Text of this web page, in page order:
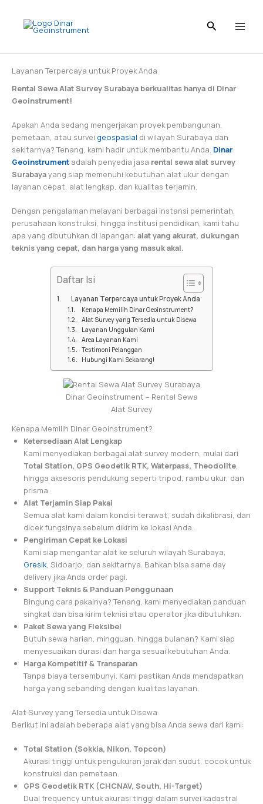
content
Layanan Terpercaya untuk Proyek Anda
Rental Sewa Alat Survey Surabaya berkualitas hanya di Dinar
Geoinstrument!
Apakah Anda sedang mengerjakan proyek pembangunan,
pemetaan, atau survei geospasial di wilayah Surabaya dan
sekitarnya? Tenang, kami hadir untuk membantu Anda. Dinar
Geoinstrument adalah penyedia jasa rental sewa alat survey
Surabayayang siap memenuhi kebutuhan alat ukur dengan
layanan cepat, alat lengkap, dan kualitas terjamin.
Dengan pengalaman melayani berbagai instansi pemerintah,
perusahaan konstruksi, hingga institusi pendidikan, kami tahu
apa yang dibutuhkan di lapangan: alat yang akurat, dukungan
teknis yang cepat, dan harga yang masuk akal.
Daftar Isi
Layanan Terpercaya untuk Proyek Anda
Kenapa Memilih Dinar Geoinstrument?
Alat Survey yang Tersedia untuk Disewa
Layanan Unggulan Kami
Area Layanan Kami
Testimoni Pelanggan
Hubungi Kami Sekarang!
Dinar Geoinstrument – Rental Sewa
Alat Survey
Kenapa Memilih Dinar Geoinstrument?
Ketersediaan Alat Lengkap
Kami menyediakan berbagai alat survey modern, mulai dari
Total Station, GPS Geodetik RTK, Waterpass, Theodolite,
hingga aksesoris pendukung seperti tripod, rambu ukur, dan
prisma.
Alat Terjamin Siap Pakai
Semua alat kami dalam kondisi terawat, sudah dikalibrasi, dan
dicek fungsinya sebelum dikirim ke lokasi Anda.
Pengiriman Cepat ke Lokasi
Kami siap mengantar alat ke seluruh wilayah Surabaya,
Gresik, Sidoarjo, dan sekitarnya. Bahkan bisa same day
delivery jika Anda order pagi.
Support Teknis & Panduan Penggunaan
Bingung cara pakainya? Tenang, kami menyediakan panduan
singkat dan bisa kirim teknisi atau operator jika dibutuhkan.
Paket Sewa yang Fleksibel
Butuh sewa harian, mingguan, hingga bulanan? Kami siap
menyesuaikan durasi dan harga sesuai kebutuhan Anda.
Harga Kompetitif & Transparan
Tanpa biaya tersembunyi. Kami pastikan Anda mendapatkan
harga yang sebanding dengan kualitas layanan.
Alat Survey yang Tersedia untuk Disewa
Berikut ini adalah beberapa alat yang bisa Anda sewa dari kami:
Total Station (Sokkia, Nikon, Topcon)
Akurasi tinggi untuk pengukuran jarak dan sudut, cocok untuk
konstruksi dan pemetaan.
GPS Geodetik RTK (CHCNAV, South, Hi-Target)
Dual frequency untuk akurasi tinggi dalam survei kadastral